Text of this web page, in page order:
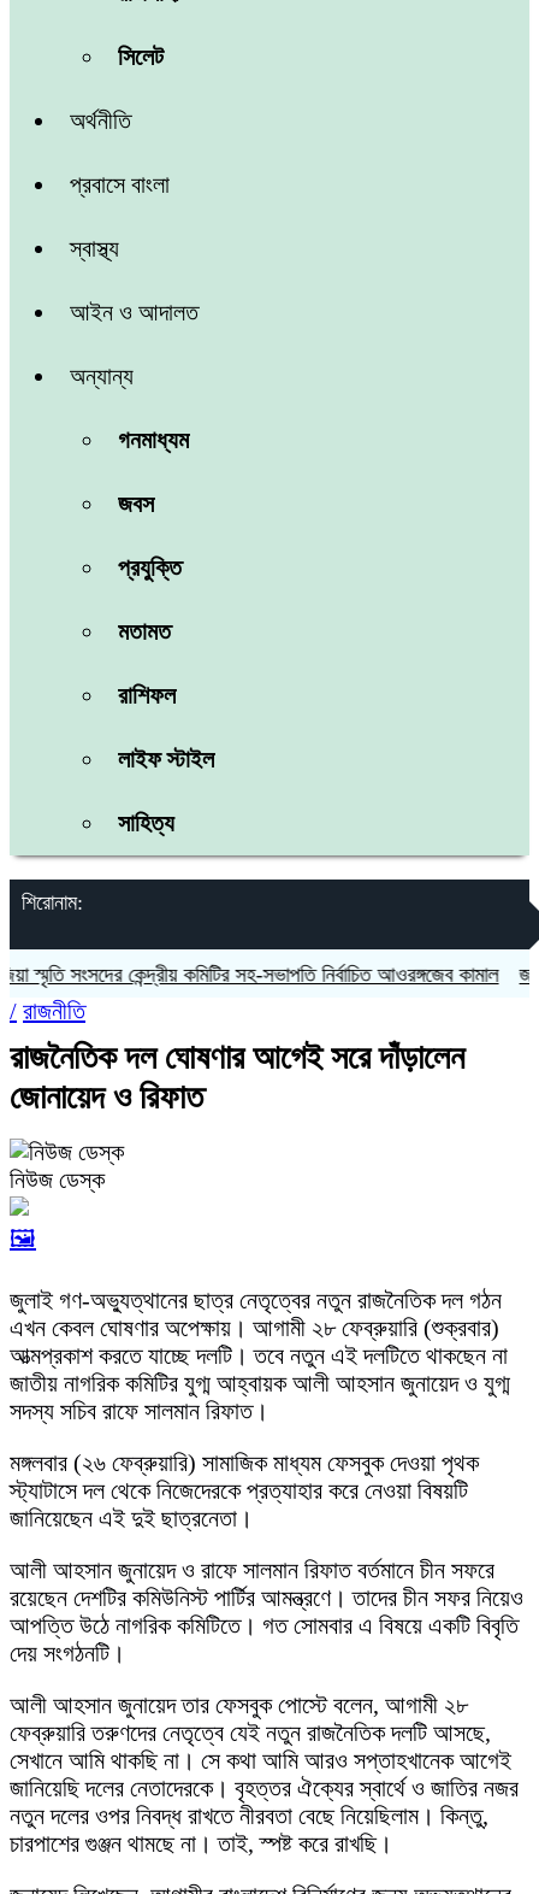
সিলেট
অর্থনীতি
প্রবাসে বাংলা
স্বাস্থ্য
আইন ও আদালত
অন্যান্য
গনমাধ্যম
জবস
প্রযুক্তি
মতামত
রাশিফল
লাইফ স্টাইল
সাহিত্য
শিরোনাম:
সংসদের কেন্দ্রীয় কমিটির সহ-সভাপতি নির্বাচিত আওরঙ্গজেব কামাল
/ রাজনীতি
রাজনৈতিক দল ঘোষণার আগেই সরে দাঁড়ালেন
জোনায়েদ ও রিফাত
নিউজ ডেস্ক
🖼️
জুলাই গণ-অভ্যুত্থানের ছাত্র নেতৃত্বের নতুন রাজনৈতিক দল গঠন
এখন কেবল ঘোষণার অপেক্ষায়। আগামী ২৮ ফেব্রুয়ারি (শুক্রবার)
আত্মপ্রকাশ করতে যাচ্ছে দলটি। তবে নতুন এই দলটিতে থাকছেন না
জাতীয় নাগরিক কমিটির যুগ্ম আহ্বায়ক আলী আহসান জুনায়েদ ও যুগ্ম
সদস্য সচিব রাফে সালমান রিফাত।
মঙ্গলবার (২৬ ফেব্রুয়ারি) সামাজিক মাধ্যম ফেসবুক দেওয়া পৃথক
স্ট্যাটাসে দল থেকে নিজেদেরকে প্রত্যাহার করে নেওয়া বিষয়টি
জানিয়েছেন এই দুই ছাত্রনেতা।
আলী আহসান জুনায়েদ ও রাফে সালমান রিফাত বর্তমানে চীন সফরে
রয়েছেন দেশটির কমিউনিস্ট পার্টির আমন্ত্রণে। তাদের চীন সফর নিয়েও
আপত্তি উঠে নাগরিক কমিটিতে। গত সোমবার এ বিষয়ে একটি বিবৃতি
দেয় সংগঠনটি।
আলী আহসান জুনায়েদ তার ফেসবুক পোস্টে বলেন, আগামী ২৮
ফেব্রুয়ারি তরুণদের নেতৃত্বে যেই নতুন রাজনৈতিক দলটি আসছে,
সেখানে আমি থাকছি না। সে কথা আমি আরও সপ্তাহখানেক আগেই
জানিয়েছি দলের নেতাদেরকে। বৃহত্তর ঐক্যের স্বার্থে ও জাতির নজর
নতুন দলের ওপর নিবদ্ধ রাখতে নীরবতা বেছে নিয়েছিলাম। কিন্তু,
চারপাশের গুঞ্জন থামছে না। তাই, স্পষ্ট করে রাখছি।